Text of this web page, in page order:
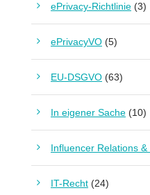
ePrivacy-Richtlinie (3)
ePrivacyVO (5)
EU-DSGVO (63)
In eigener Sache (10)
Influencer Relations &
IT-Recht (24)